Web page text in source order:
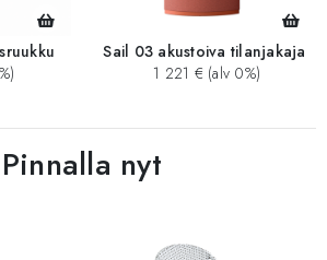
Sail 03 akustoiva tilanjakaja
1 221 € (alv 0%)
Pinnalla nyt